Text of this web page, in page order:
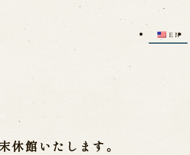
Opening Dates and Admission
Indoor Introduction
Contact Us
EN
休館いたします。